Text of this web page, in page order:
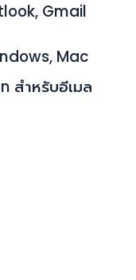
Gmail
Mac
สำหรับอีเมล